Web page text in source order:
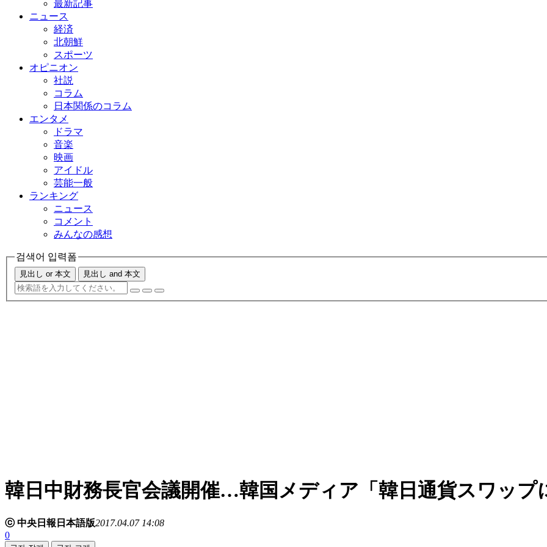
最新記事
ニュース
経済
北朝鮮
スポーツ
オピニオン
社説
コラム
日本関係のコラム
エンタメ
ドラマ
音楽
映画
アイドル
芸能一般
ランキング
ニュース
コメント
みんなの感想
검색어 입력폼
見出し or 本文 見出し and 本文
韓日中財務長官会議開催…韓国メディア「韓日通貨スワップ
ⓒ 中央日報日本語版2017.04.07 14:08
0